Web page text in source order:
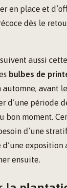
en place et
dès le
aussi
bulbes de
avant
d’une période
bon moment.
d’une
d’une
ensuite.